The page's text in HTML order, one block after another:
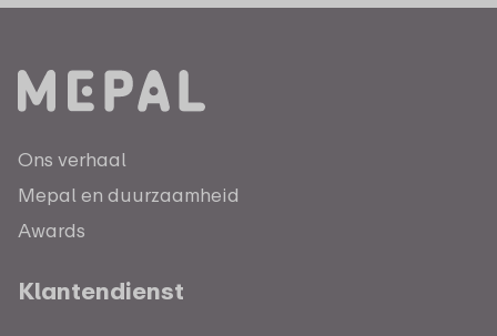
Ons verhaal
Mepal en duurzaamheid
Awards
Klantendienst